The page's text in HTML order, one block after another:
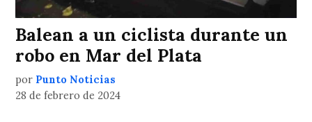
Balean a un ciclista durante un
robo en Mar del Plata
por Punto Noticias
28 de febrero de 2024